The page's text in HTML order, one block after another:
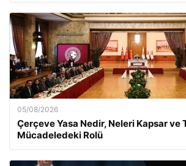
05/08/2026
Çerçeve Yasa Nedir, Neleri Kapsar ve
Mücadeledeki Rolü